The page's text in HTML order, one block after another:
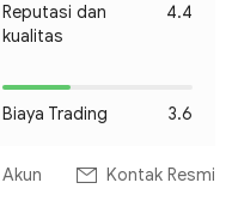
Reputasi dan
kualitas
4.4
Biaya Trading 3.6
Kontak Resmi